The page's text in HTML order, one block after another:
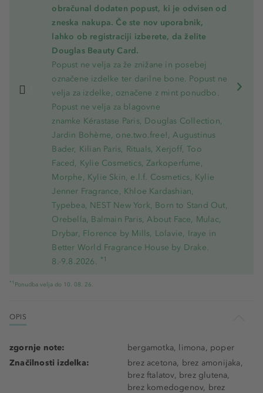
obračunal dodaten popust, ki je odvisen od
zneska nakupa. Če ste nov uporabnik,
lahko ob registraciji izberete, da želite
Douglas Beauty Card.
Popust ne velja za že znižane in posebej
označene izdelke ter darilne bone. Popust ne
velja za izdelke, označene z mint ponudbo.
Popust ne velja za blagovne
znamke Kérastase Paris, Douglas Collection,
Jardin Bohème, one.two.free!, Augustinus
Bader, Kilian Paris, Rituals, Xerjoff, Too
Faced, Kylie Cosmetics, Zarkoperfume,
Morphe, Kylie Skin, e.l.f. Cosmetics, Kylie
Jenner Fragrance, Khloe Kardashian,
Typebea, NEST New York, Born to Stand Out,
Orebella, Balmain Paris, About Face, Mulac,
Drybar, Florence by Mills, Lolavie, Iraye in
Better World Fragrance House by Drake.
8.-9.8.2026. *1
*1 Ponudba velja do 10. 08. 26.
OPIS
zgornje note:
bergamotka, limona, poper
Značilnosti izdelka:
brez acetona, brez amonijaka,
brez ftalatov, brez glutena,
brez komedogenov, brez